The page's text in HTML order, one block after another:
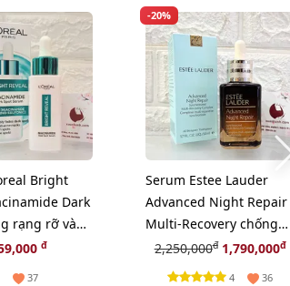
Bright
Dark
rạng rỡ và
nám, 30ml
đ
37
-20%
Serum Estee Lauder
Advanced Night Repair
Multi-Recovery chống
lão hóa chuyên sâu,
50ml
2,250,000đ1,790,000đ
4 36